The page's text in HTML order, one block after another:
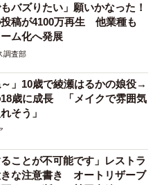
バズりたい」願いかなった！
稿が4100万再生 他業種も
ム化へ発展
調査部
～」10歳で綾瀬はるかの娘役→
歳に成長 「メイクで雰囲気
そう」
ることが不可能です」レストラ
きな注意書き オートリザーブ